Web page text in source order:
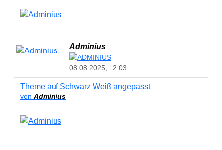
Adminius
08.08.2025, 12:03
Theme auf Schwarz Weiß angepasst
von Adminius